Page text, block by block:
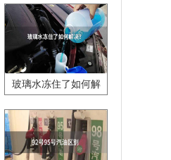
玻璃水冻住了如何解